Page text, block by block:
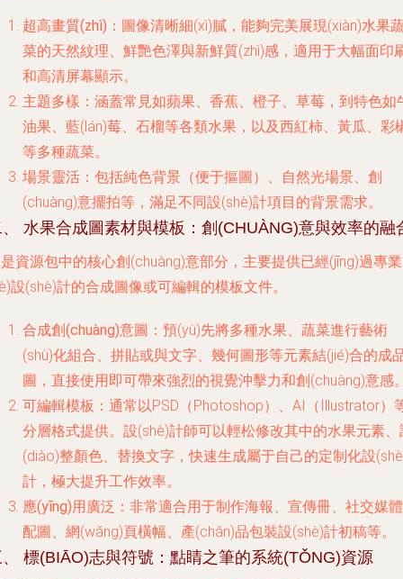
超高畫質(zhì) ：圖像清晰細(xì)膩，能夠完美展現(xiàn)水果
菜的天然紋理、鮮艷色澤與新鮮質(zhì)感，適用于大幅面印
和高清屏幕顯示。
主題多樣 ：涵蓋常見如蘋果、香蕉、橙子、草莓，到特色如
油果、藍(lán)莓、石榴等各類水果，以及西紅柿、黃瓜、彩
等多種蔬菜。
場景靈活 ：包括純色背景（便于摳圖）、自然光場景、創
(chuàng)意擺拍等，滿足不同設(shè)計項目的背景需求。
水果合成圖素材與模板：創(CHUÀNG)意與效率的融
資源包中的核心創(chuàng)意部分，主要提供已經(jīng)過專業
設(shè)計的合成圖像或可編輯的模板文件。
合成創(chuàng)意圖 ：預(yù)先將多種水果、蔬菜進行藝術
(shù)化組合、拼貼或與文字、幾何圖形等元素結(jié)合的成
圖，直接使用即可帶來強烈的視覺沖擊力和創(chuàng)意感
可編輯模板 ：通常以PSD（Photoshop）、AI（Illustrator）
分層格式提供。設(shè)計師可以輕松修改其中的水果元素、
(diào)整顏色、替換文字，快速生成屬于自己的定制化設
計，極大提升工作效率。
應(yīng)用廣泛 ：非常適合用于制作海報、宣傳冊、社交媒體
配圖、網(wǎng)頁橫幅、產(chǎn)品包裝設(shè)計初稿等。
標(BIĀO)志與符號：點睛之筆的系統(TǑNG)資源